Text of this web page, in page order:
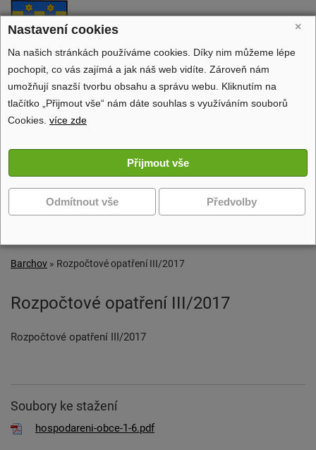
Barchov
oficiální stránky obce
Obecní úřad
Volný čas
Zobrazit další navigaci
Barchov » Rozpočtové opatření III/2017
Rozpočtové opatření III/2017
Rozpočtové opatření III/2017
Soubory ke stažení
hospodareni-obce-1-6.pdf
×
Nastavení cookies
Na našich stránkách používáme cookies. Díky nim můžeme lépe
pochopit, co vás zajímá a jak náš web vidíte. Zároveň nám
umožňují snazší tvorbu obsahu a správu webu. Kliknutím na
tlačítko „Přijmout vše“ nám dáte souhlas s využíváním souborů
Cookies. více zde